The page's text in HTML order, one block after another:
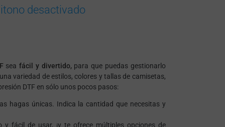
desactivado
seafácil y divertido,para que puedas gestionarlo
variedad de estilos, colores y tallas de camisetas,
DTF en sólo unos pocos pasos:
hagas únicas. Indica la cantidad que necesitas y
fácil de usar, ¡y te ofrece múltiples opciones de